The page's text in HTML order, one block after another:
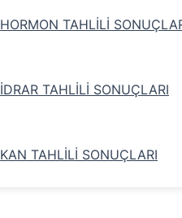
HORMON TAHLİLİ
İDRAR TAHLİLİ SONUÇLARI
KAN TAHLİLİ SONUÇLARI